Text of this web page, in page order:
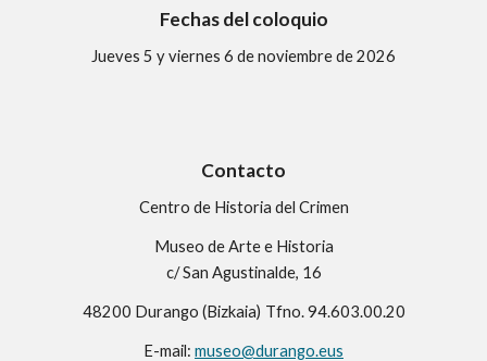
Fechas del coloquio
Jueves 5 y viernes 6 de noviembre de 2026
Contacto
Centro de Historia del Crimen
Museo de Arte e Historia
c/ San Agustinalde, 16
48200 Durango (Bizkaia) Tfno. 94.603.00.20
E-mail: museo@durango.eus